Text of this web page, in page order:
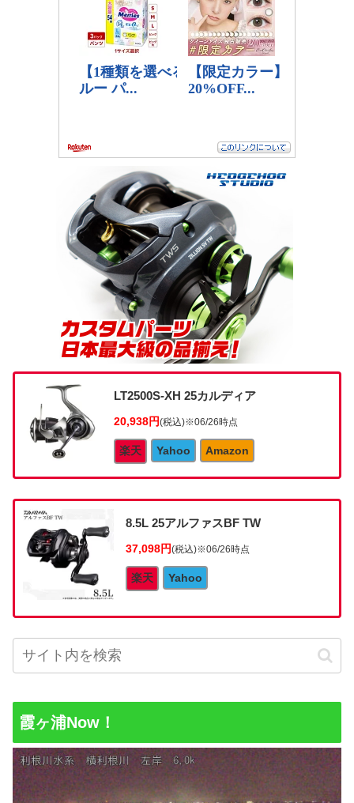
LT2500S-XH 25カルディア
20,938円(税込)※06/26時点
楽天 Yahoo Amazon
8.5L 25アルファスBF TW
37,098円(税込)※06/26時点
楽天 Yahoo
霞ヶ浦Now！